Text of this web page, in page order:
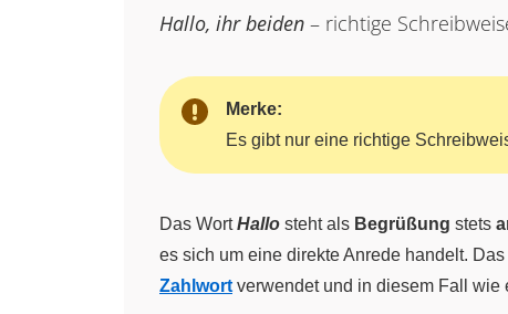
Hallo, ihr beiden – richtige
Merke:
Es gibt nur eine richtige
Das WortHallo steht als Begrüßung stets
es sich um eine direkte Anrede handelt.
Zahlwort verwendet und in diesem Fall wie